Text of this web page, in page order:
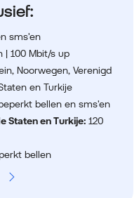
sms'en
| 100 Mbit/s up
Noorwegen, Verenigd
en Turkije
bellen en sms'en
Staten en Turkije: 120
bellen